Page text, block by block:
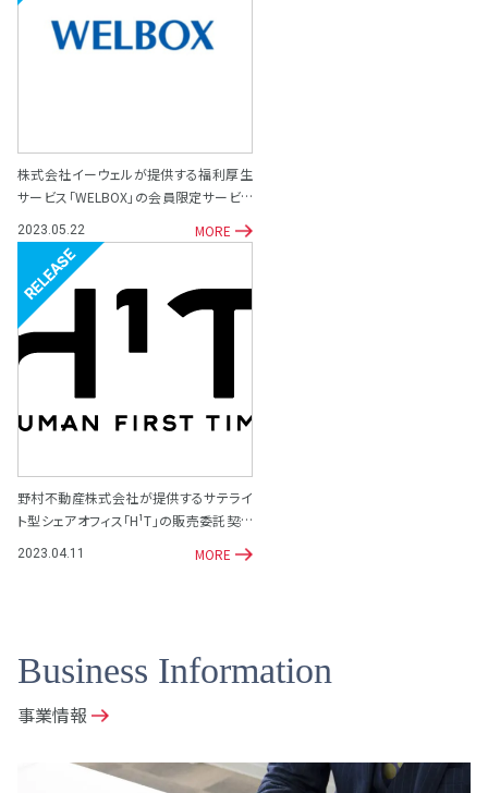
リリース
株式会社イーウェルが提供する福利厚生
サービス「WELBOX」の会員限定サービス
2023.05.22 MORE
リリース
野村不動産株式会社が提供するサテライ
ト型シェアオフィス「H¹T」の販売委託契約
2023.04.11 MORE
Business Information
事業情報